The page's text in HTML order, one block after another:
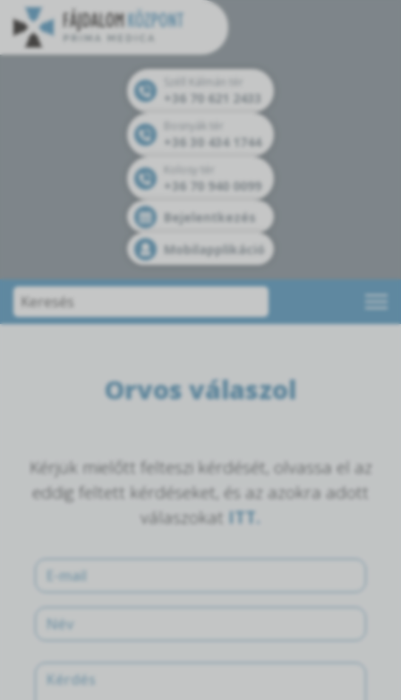
+36 70 621 2433
+36 30 434 1744
+36 70 940 0099
Bejelentkezés
Mobilapplikáció
Orvos válaszol
Kérjük mielőtt felteszi kérdését, olvassa el az
eddig feltett kérdéseket, és az azokra adott
válaszokat ITT.